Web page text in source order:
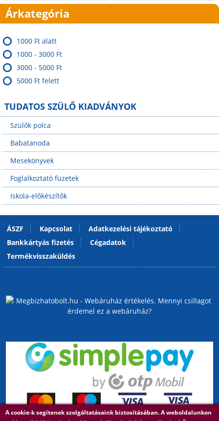
Árkategória
1000 Ft alatt
1000 - 3000 Ft
3000 - 5000 Ft
5000 Ft felett
TUDATOS SZÜLŐ KIADVÁNYOK
Szülők polca
Babatanoda
Mesekönyvek
Foglalkoztató füzetek
Iskola-előkészítők
ÁSZF Kapcsolat
Adatkezelési tájékoztató
Bankkártyás fizetés
Cégadatok
Termékvisszaküldés
A cookie-k segítenek szolgáltatásaink biztosításában. A weboldalunkon